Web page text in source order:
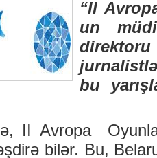
“II
un
bu
II Avropa
bilər. Bu,